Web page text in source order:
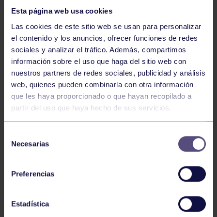
Esta página web usa cookies
Las cookies de este sitio web se usan para personalizar
el contenido y los anuncios, ofrecer funciones de redes
sociales y analizar el tráfico. Además, compartimos
información sobre el uso que haga del sitio web con
nuestros partners de redes sociales, publicidad y análisis
web, quienes pueden combinarla con otra información
que les haya proporcionado o que hayan recopilado a
partir del uso que haya hecho de sus servicios.
Necesarias
Preferencias
Estadística
Hockey 28 Jul 2026
ÓSCAR PALOMERO, RUMBO AL
MUNDIAL
Hockey